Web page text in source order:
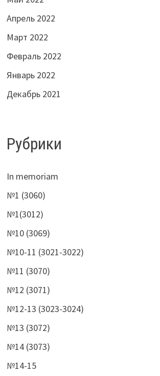
Апрель 2022
Март 2022
Февраль 2022
Январь 2022
Декабрь 2021
Рубрики
In memoriam
№1 (3060)
№1(3012)
№10 (3069)
№10-11 (3021-3022)
№11 (3070)
№12 (3071)
№12-13 (3023-3024)
№13 (3072)
№14 (3073)
№14-15